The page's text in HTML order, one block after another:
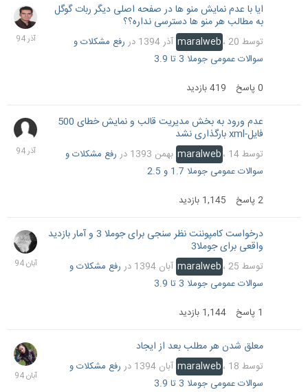
ایا با عدم نمایش منو ها در صفحه اصلی دیگر ربات گوگل
به مطالب هر منو ها دسترسی نداره؟؟
توسط maralweb ،20 آذر 1394 دررفع مشکلات و
سوالات عمومی جوملا 3 تا 3.9
پاسخ 419بازدید
20
آذر
عدم ورود به بخش مدیریت قالب و نمایش خطای 500
فایل-xml بارگذاری نشد
توسط maralweb ،14 بهمن 1393 دررفع مشکلات و
سوالات عمومی جوملا 1.7 و 2.5
2پاسخ 1,145 بازدید
5
آذر
درخواست کامپوننت نظر سنجی برای جوملا 3 و آمار بازدید
واقعی برای جوملا3
توسط maralweb ،25 آبان 1394 دررفع مشکلات و
سوالات عمومی جوملا 3 تا 3.9
پاسخ 1,144 بازدید
26
آبان
معلق شدن هر مطلب بعد از ایجاد
توسط maralweb ،18 آبان 1394 دررفع مشکلات و
سوالات عمومی جوملا 3 تا 3.9
18
آبان